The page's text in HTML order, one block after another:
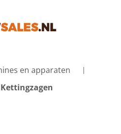
en apparaten
Kettingzagen